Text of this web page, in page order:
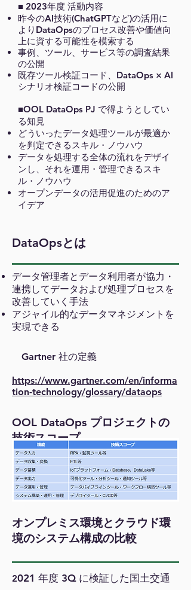
■ 2023年度 活動内容
昨今のAI技術(ChatGPTなど)の活用に
よりDataOpsのプロセス改善や価値向
上に資する可能性を模索する
​事例、ツール、サービス等の調査結果
の公開
既存ツール検証コード、DataOps × AI
シナリオ検証コードの公開
■OOL DataOps PJ で得ようとしてい
る知見
どういったデータ処理ツールが最適か
を判定できるスキル・ノウハウ
データを処理する全体の流れをデザイ
ンし、それを運用・管理できるスキ
ル・ノウハウ
オープンデータの活用促進のためのア
イデア
DataOpsとは
データ管理者とデータ利用者が協力・
連携してデータおよび処理プロセスを
改善していく手法
アジャイル的なデータマネジメントを
実現できる
Gartner 社の定義
https://www.gartner.com/en/informa
tion-technology/glossary/dataops
OOL DataOps プロジェクトの
技術スコープ
オンプレミス環境とクラウド環
境のシステム構成の比較
2021 年度 3Q に検証した国土交通